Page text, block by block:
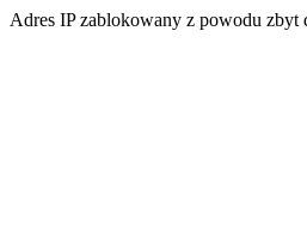
Adres IP zablokowany z powodu zbyt